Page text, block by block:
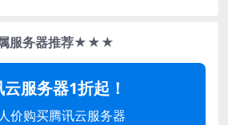
服务器推荐★★★
服务器1折起！
价购买腾讯云服务器